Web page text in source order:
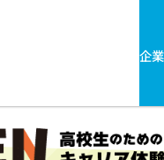
企